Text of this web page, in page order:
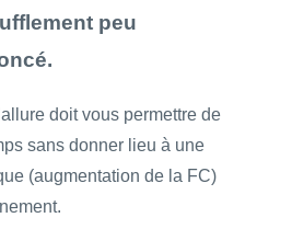
peu
doit vous permettre de
sans donner lieu à une
(augmentation de la FC)